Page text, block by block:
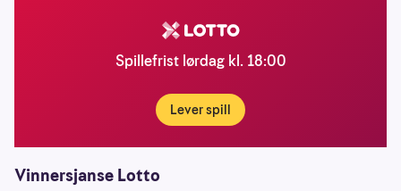
Spillefrist lørdag kl. 18:00
Lever spill
Vinnersjanse Lotto